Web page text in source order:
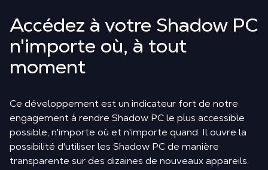
Accédez à votre Shadow PC
n'importe où, à tout
moment
Ce développement est un indicateur fort de notre
engagement à rendre Shadow PC le plus accessible
possible, n'importe où et n'importe quand. Il ouvre la
possibilité d'utiliser les Shadow PC de manière
transparente sur des dizaines de nouveaux appareils.